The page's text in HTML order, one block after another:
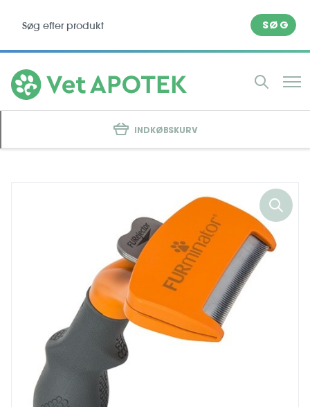
SØG
INDKØBSKURV